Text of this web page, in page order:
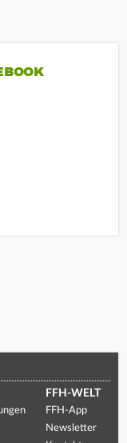
FFH-WELT
FFH-App
Newsletter